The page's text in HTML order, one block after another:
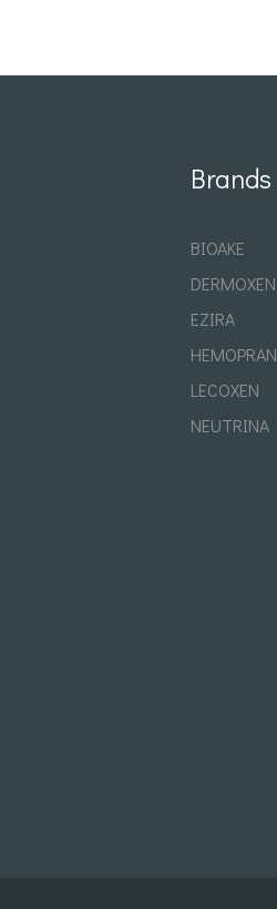
Brands
BIOAKE
DERMOXEN
EZIRA
HEMOPRAN
LECOXEN
NEUTRINA